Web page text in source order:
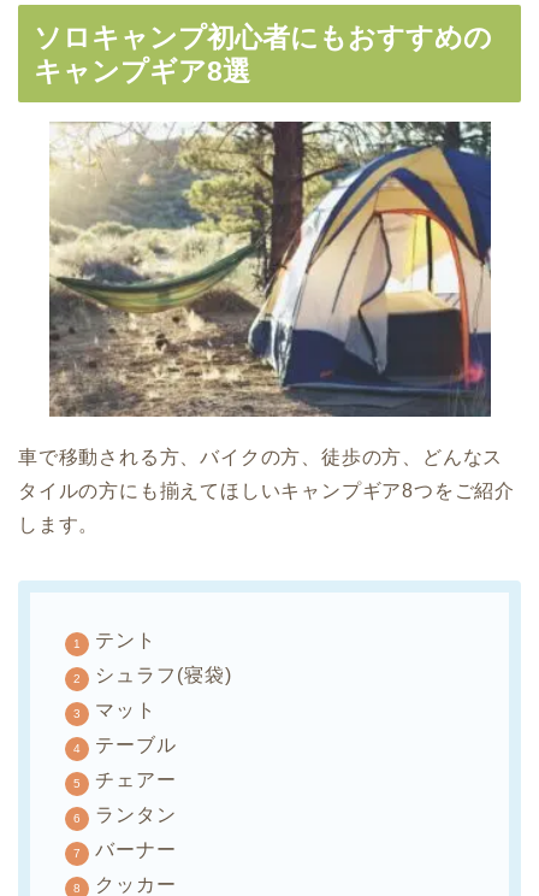
ソロキャンプ初心者にもおすすめの
キャンプギア8選
車で移動される方、バイクの方、徒歩の方、どんなス
タイルの方にも揃えてほしいキャンプギア8つをご紹介
します。
テント
シュラフ(寝袋)
マット
テーブル
チェアー
ランタン
バーナー
クッカー